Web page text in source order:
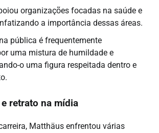
organizações focadas na saúde e
a importância dessas áreas.
pública é frequentemente
uma mistura de humildade e
o uma figura respeitada dentro e
retrato na mídia
Matthäus enfrentou várias